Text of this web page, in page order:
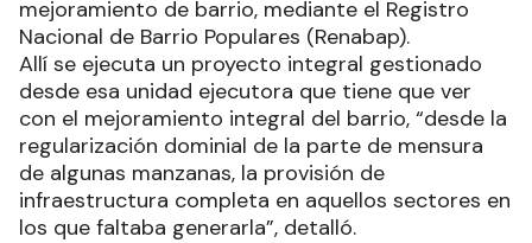
mejoramiento de barrio, mediante el Registro
Nacional de Barrio Populares (Renabap).
Allí se ejecuta un proyecto integral gestionado
desde esa unidad ejecutora que tiene que ver
con el mejoramiento integral del barrio, “desde la
regularización dominial de la parte de mensura
de algunas manzanas, la provisión de
infraestructura completa en aquellos sectores en
los que faltaba generarla”, detalló.